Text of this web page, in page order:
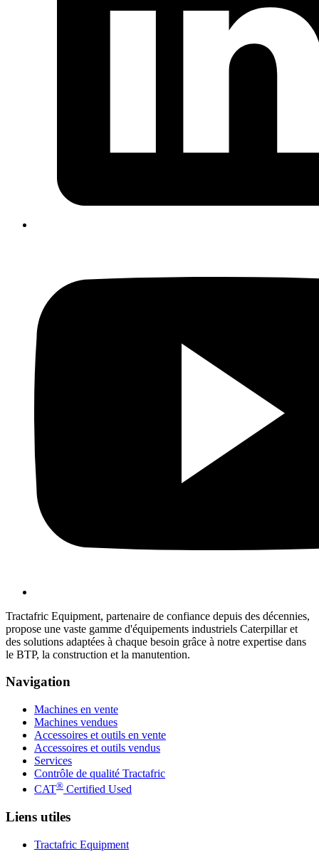
Tractafric Equipment, partenaire de confiance depuis des décennies,
propose une vaste gamme d'équipements industriels Caterpillar et
des solutions adaptées à chaque besoin grâce à notre expertise dans
le BTP, la construction et la manutention.
Navigation
Machines en vente
Machines vendues
Accessoires et outils en vente
Accessoires et outils vendus
Services
Contrôle de qualité Tractafric
CAT® Certified Used
Liens utiles
Tractafric Equipment